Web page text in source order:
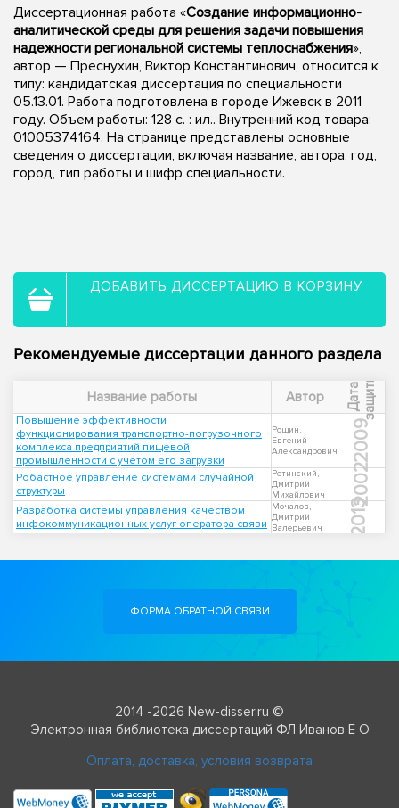
Диссертационная работа «Создание информационно-
аналитической среды для решения задачи повышения
надежности региональной системы теплоснабжения»,
автор — Преснухин, Виктор Константинович, относится к
типу: кандидатская диссертация по специальности
05.13.01. Работа подготовлена в городе Ижевск в 2011
году. Объем работы: 128 с. : ил.. Внутренний код товара:
01005374164. На странице представлены основные
сведения о диссертации, включая название, автора, год,
город, тип работы и шифр специальности.
ДОБАВИТЬ ДИССЕРТАЦИЮ В КОРЗИНУ
Рекомендуемые диссертации данного раздела
Название работы Автор Д
а
т
а
з
а
щ
и
т ы
Повышение эффективности
функционирования транспортно-погрузочного
комплекса предприятий пищевой
промышленности с учетом его загрузки
Рощин,
Евгений
Александрович
2009
Робастное управление системами случайной
структуры
Ретинский,
Дмитрий
Михайлович
2002
Разработка системы управления качеством
инфокоммуникационных услуг оператора связи
Мочалов,
Дмитрий
Валерьевич
2013
ФОРМА ОБРАТНОЙ СВЯЗИ
2014 -2026 New-disser.ru ©
Электронная библиотека диссертаций ФЛ Иванов Е О
Оплата, доставка, условия возврата